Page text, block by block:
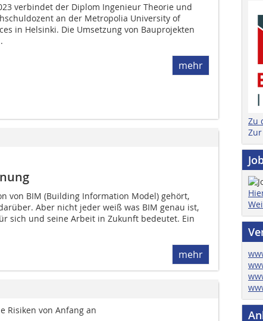
verbindet der Diplom Ingenieur Theorie und
an der Metropolia University of
in Helsinki. Die Umsetzung von Bauprojekten
mehr
von BIM (Building Information Model) gehört,
Aber nicht jeder weiß was BIM genau ist,
sich und seine Arbeit in Zukunft bedeutet. Ein
mehr
Risiken von Anfang an
Zu